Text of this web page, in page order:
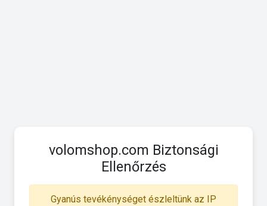
volomshop.com Biztonsági
Ellenőrzés
Gyanús tevékénységet észleltünk az IP